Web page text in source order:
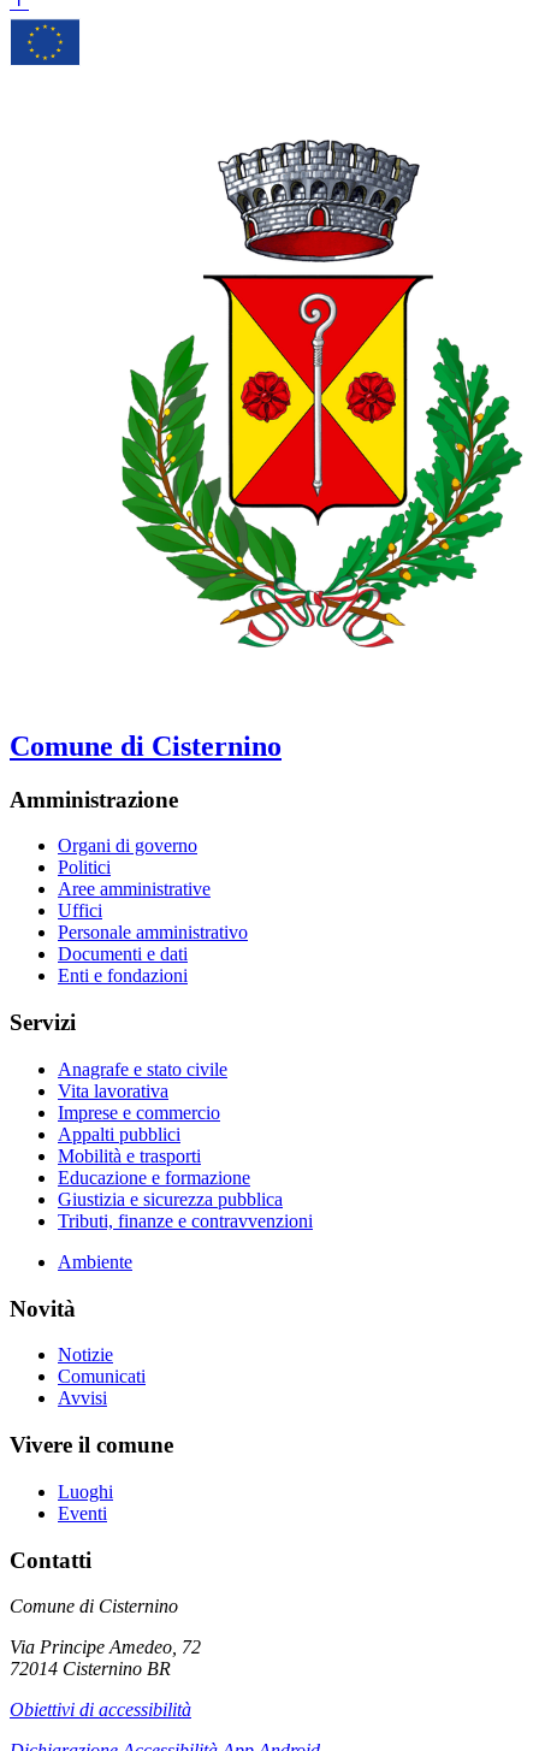
Comune di Cisternino
Amministrazione
Organi di governo
Politici
Aree amministrative
Uffici
Personale amministrativo
Documenti e dati
Enti e fondazioni
Servizi
Anagrafe e stato civile
Vita lavorativa
Imprese e commercio
Appalti pubblici
Mobilità e trasporti
Educazione e formazione
Giustizia e sicurezza pubblica
Tributi, finanze e contravvenzioni
Ambiente
Novità
Notizie
Comunicati
Avvisi
Vivere il comune
Luoghi
Eventi
Contatti
Comune di Cisternino
Via Principe Amedeo, 72
72014 Cisternino BR
Obiettivi di accessibilità